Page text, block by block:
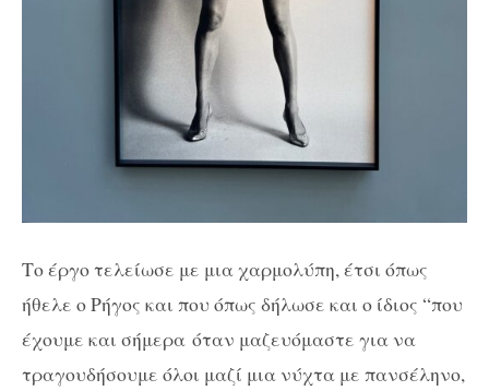
Το έργο τελείωσε με μια χαρμολύπη, έτσι όπως
ήθελε ο Ρήγος και που όπως δήλωσε και ο ίδιος “που
έχουμε και σήμερα όταν μαζευόμαστε για να
τραγουδήσουμε όλοι μαζί μια νύχτα με πανσέληνο,